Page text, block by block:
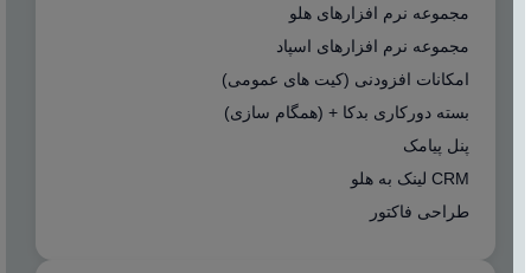
مجموعه نرم افزارهای هلو
مجموعه نرم افزارهای اسپاد
امکانات افزودنی (کیت های عمومی)
بسته دورکاری بدکا + (همگام سازی)
پنل پیامک
CRM لینک به هلو
طراحی فاکتور